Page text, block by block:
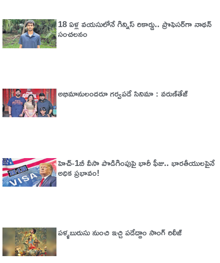
18 ఏళ్ల వయసులోనే గిన్నిస్ రికార్డు.. ప్రొఫెసర్‌గా నాథన్
సంచలనం
అభిమానులందరూ గర్వపడే సినిమా : వరుణ్‌తేజ్‌
హెచ్‌-1బీ వీసా పొడిగింపుపై భారీ ఫీజు.. భారతీయులపైనే
అధిక ప్రభావం!
పళ్ళబురుసు నుంచి ఇచ్చి పడేద్దాం సాంగ్ రిలీజ్